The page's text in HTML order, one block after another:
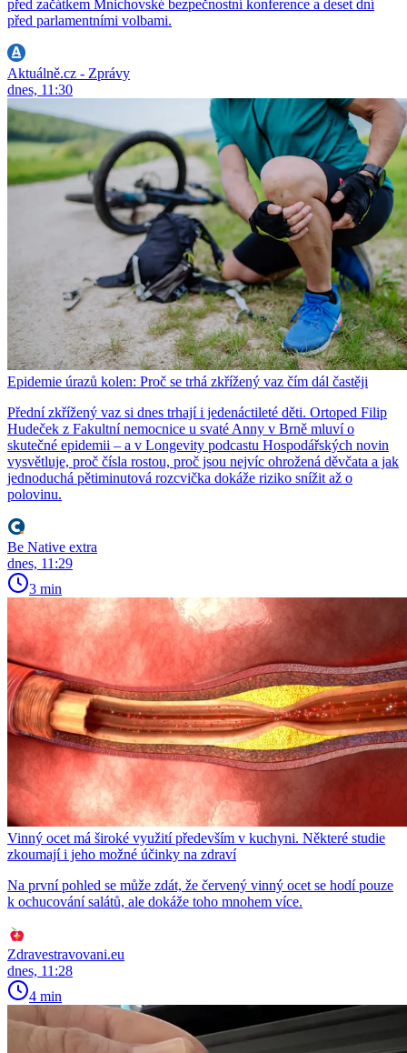
před začátkem Mnichovské bezpečnostní konference a deset dní
před parlamentními volbami.
Aktuálně.cz - Zprávy
dnes, 11:30
Epidemie úrazů kolen: Proč se trhá zkřížený vaz čím dál častěji
Přední zkřížený vaz si dnes trhají i jedenáctileté děti. Ortoped Filip
Hudeček z Fakultní nemocnice u svaté Anny v Brně mluví o
skutečné epidemii – a v Longevity podcastu Hospodářských novin
vysvětluje, proč čísla rostou, proč jsou nejvíc ohrožená děvčata a jak
jednoduchá pětiminutová rozcvička dokáže riziko snížit až o
polovinu.
Be Native extra
dnes, 11:29
3 min
Vinný ocet má široké využití především v kuchyni. Některé studie
zkoumají i jeho možné účinky na zdraví
Na první pohled se může zdát, že červený vinný ocet se hodí pouze
k ochucování salátů, ale dokáže toho mnohem více.
Zdravestravovani.eu
dnes, 11:28
4 min